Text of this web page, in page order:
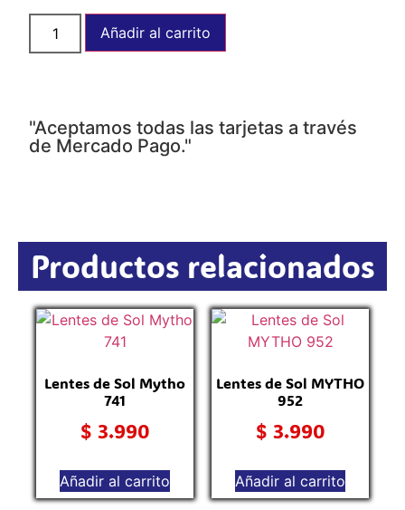
Añadir al carrito
"Aceptamos todas las tarjetas a través
de Mercado Pago."
Productos relacionados
Lentes de Sol Mytho
741
$ 3.990
Añadir al carrito
Lentes de Sol MYTHO
952
$ 3.990
Añadir al carrito